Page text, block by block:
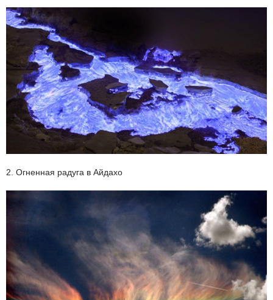
2. Огненная радуга в Айдахо